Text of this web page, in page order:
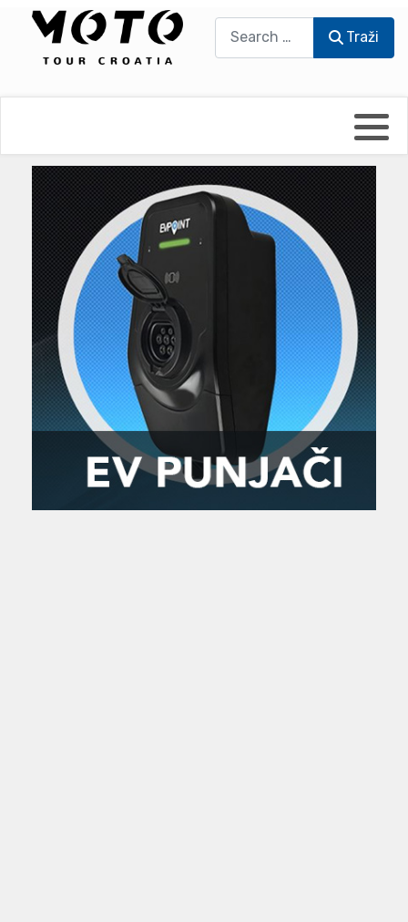
Traži
UmPaDrum
Moto servisi
Impressum
Damir Žerić - ELPASSO
Dario Dinter - Moto TOZ
Igor Kreč - UmPaDrum
Igor Kukec Brmbi
Slaven Gajdek
MTC - Moto Tour Croatia
Moto putopisi
Vikend vožnje
Zanimljivost
Najave i noviteti